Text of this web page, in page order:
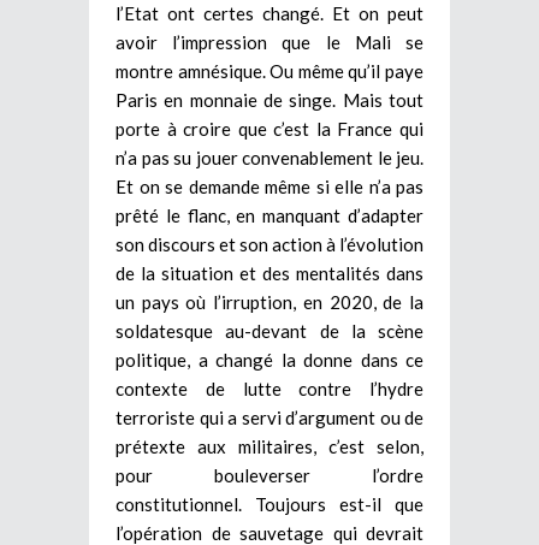
l’Etat ont certes changé. Et on peut
avoir l’impression que le Mali se
montre amnésique. Ou même qu’il paye
Paris en monnaie de singe. Mais tout
porte à croire que c’est la France qui
n’a pas su jouer convenablement le jeu.
Et on se demande même si elle n’a pas
prêté le flanc, en manquant d’adapter
son discours et son action à l’évolution
de la situation et des mentalités dans
un pays où l’irruption, en 2020, de la
soldatesque au-devant de la scène
politique, a changé la donne dans ce
contexte de lutte contre l’hydre
terroriste qui a servi d’argument ou de
prétexte aux militaires, c’est selon,
pour bouleverser l’ordre
constitutionnel. Toujours est-il que
l’opération de sauvetage qui devrait